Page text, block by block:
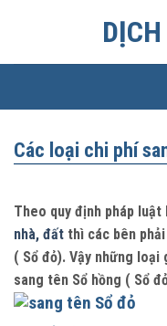
Các loại chi phí
Theo quy định pháp luật
nhà, đất thì các bên
( Sổ đỏ). Vậy những
sang tên Sổ hồng ( Sổ